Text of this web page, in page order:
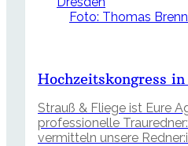
Foto: Thomas
Hochzeitskongress
Strauß & Fliege ist Eure
professionelle
vermitteln unsere